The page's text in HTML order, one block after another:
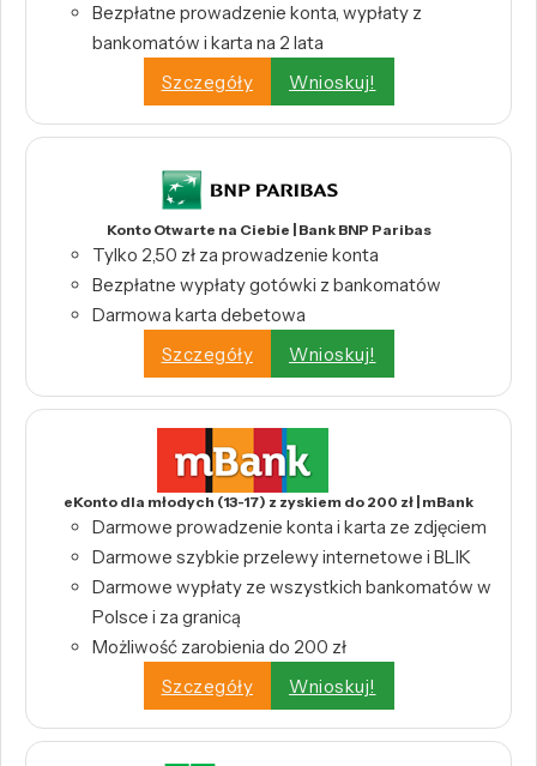
Bezpłatne prowadzenie konta, wypłaty z
bankomatów i karta na 2 lata
Szczegóły
Wnioskuj!
Konto Otwarte na Ciebie | Bank BNP Paribas
Tylko 2,50 zł za prowadzenie konta
Bezpłatne wypłaty gotówki z bankomatów
Darmowa karta debetowa
Szczegóły
Wnioskuj!
eKonto dla młodych (13-17) z zyskiem do 200 zł | mBank
Darmowe prowadzenie konta i karta ze zdjęciem
Darmowe szybkie przelewy internetowe i BLIK
Darmowe wypłaty ze wszystkich bankomatów w
Polsce i za granicą
Możliwość zarobienia do 200 zł
Szczegóły
Wnioskuj!